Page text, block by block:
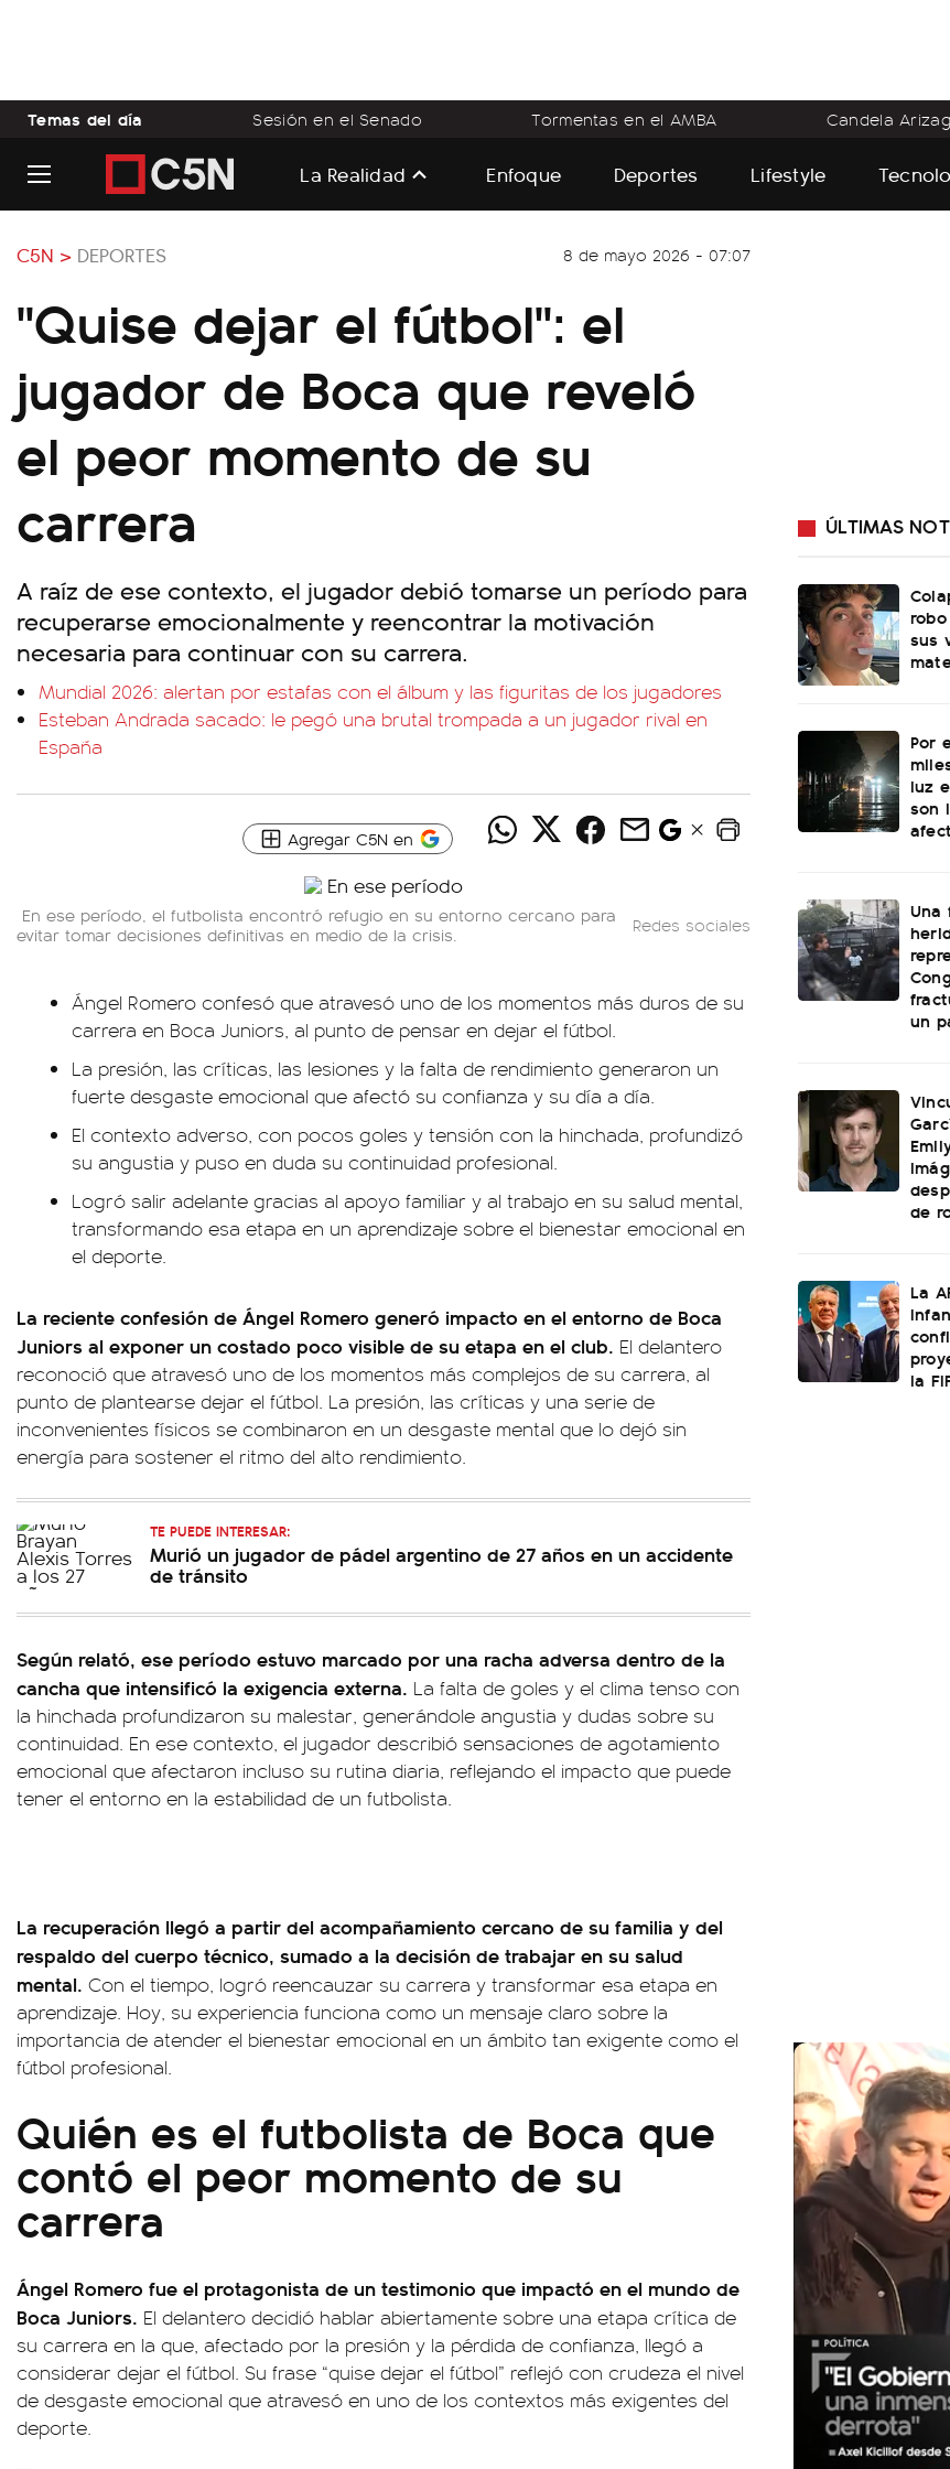
Temas del día Sesión en el Senado Tormentas en el AMBA Candela
La Realidad Enfoque Deportes Lifestyle
C5N > DEPORTES 8 de mayo 2026 - 07:07
"Quise dejar el fútbol": el
jugador de Boca que reveló
el peor momento de su
carrera
A raíz de ese contexto, el jugador debió tomarse un período para
recuperarse emocionalmente y reencontrar la motivación
necesaria para continuar con su carrera.
Mundial 2026: alertan por estafas con el álbum y las figuritas de los jugadores
Esteban Andrada sacado: le pegó una brutal trompada a un jugador rival en
España
Agregar C5N en
En ese período, el futbolista encontró refugio en su entorno cercano para
evitar tomar decisiones definitivas en medio de la crisis.
Redes sociales
Ángel Romero confesó que atravesó uno de los momentos más duros de su
carrera en Boca Juniors, al punto de pensar en dejar el fútbol.
La presión, las críticas, las lesiones y la falta de rendimiento generaron un
fuerte desgaste emocional que afectó su confianza y su día a día.
El contexto adverso, con pocos goles y tensión con la hinchada, profundizó
su angustia y puso en duda su continuidad profesional.
Logró salir adelante gracias al apoyo familiar y al trabajo en su salud mental,
transformando esa etapa en un aprendizaje sobre el bienestar emocional en
el deporte.
La reciente confesión de Ángel Romero generó impacto en el entorno de Boca
Juniors al exponer un costado poco visible de su etapa en el club. El delantero
reconoció que atravesó uno de los momentos más complejos de su carrera, al
punto de plantearse dejar el fútbol. La presión, las críticas y una serie de
inconvenientes físicos se combinaron en un desgaste mental que lo dejó sin
energía para sostener el ritmo del alto rendimiento.
TE PUEDE INTERESAR:
Murió un jugador de pádel argentino de 27 años en un accidente
de tránsito
Según relató, ese período estuvo marcado por una racha adversa dentro de la
cancha que intensificó la exigencia externa. La falta de goles y el clima tenso con
la hinchada profundizaron su malestar, generándole angustia y dudas sobre su
continuidad. En ese contexto, el jugador describió sensaciones de agotamiento
emocional que afectaron incluso su rutina diaria, reflejando el impacto que puede
tener el entorno en la estabilidad de un futbolista.
La recuperación llegó a partir del acompañamiento cercano de su familia y del
respaldo del cuerpo técnico, sumado a la decisión de trabajar en su salud
mental. Con el tiempo, logró reencauzar su carrera y transformar esa etapa en
aprendizaje. Hoy, su experiencia funciona como un mensaje claro sobre la
importancia de atender el bienestar emocional en un ámbito tan exigente como el
fútbol profesional.
Quién es el futbolista de Boca que
contó el peor momento de su
carrera
Ángel Romero fue el protagonista de un testimonio que impactó en el mundo de
Boca Juniors. El delantero decidió hablar abiertamente sobre una etapa crítica de
su carrera en la que, afectado por la presión y la pérdida de confianza, llegó a
considerar dejar el fútbol. Su frase “quise dejar el fútbol” reflejó con crudeza el nivel
de desgaste emocional que atravesó en uno de los contextos más exigentes del
deporte.
ÚLTIMAS
sus
Por
luz
son
Una
un
de
La
la